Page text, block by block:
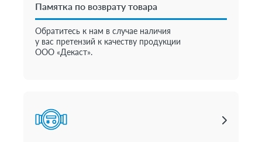
Памятка по возврату товара
Обратитесь к нам в случае наличия
у вас претензий к качеству продукции
ООО «Декаст».